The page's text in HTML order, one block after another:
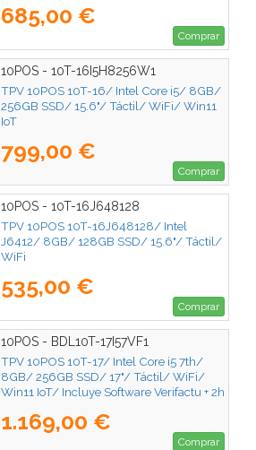
685,00 €
Comprar
10POS - 10T-16I5H8256W1
TPV 10POS 10T-16/ Intel Core i5/ 8GB/
256GB SSD/ 15.6"/ Táctil/ WiFi/ Win11
IoT
799,00 €
Comprar
10POS - 10T-16J648128
TPV 10POS 10T-16J648128/ Intel
J6412/ 8GB/ 128GB SSD/ 15.6"/ Táctil/
WiFi
535,00 €
Comprar
10POS - BDL10T-17I57VF1
TPV 10POS 10T-17/ Intel Core i5 7th/
8GB/ 256GB SSD/ 17"/ Táctil/ WiFi/
Win11 IoT/ Incluye Software Verifactu + 2h
1.169,00 €
Comprar